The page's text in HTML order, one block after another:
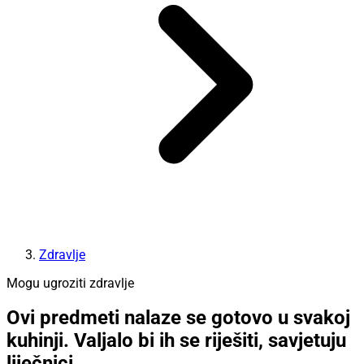
Zdravlje
Mogu ugroziti zdravlje
Ovi predmeti nalaze se gotovo u svakoj
kuhinji. Valjalo bi ih se riješiti, savjetuju